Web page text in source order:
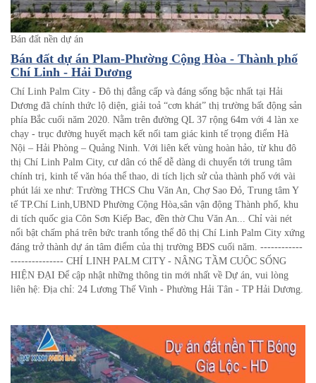
Bán đất nền dự án
Bán đất dự án Plam-Phường Cộng Hòa - Thành phố
Chí Linh - Hải Dương
Chí Linh Palm City - Đô thị đẳng cấp và đáng sống bậc nhất tại Hải
Dương đã chính thức lộ diện, giải toả “cơn khát” thị trường bất động sản
phía Bắc cuối năm 2020. Nằm trên đường QL 37 rộng 64m với 4 làn xe
chạy - trục đường huyết mạch kết nối tam giác kinh tế trọng điểm Hà
Nội – Hải Phòng – Quảng Ninh. Với liên kết vùng hoàn hảo, từ khu đô
thị Chí Linh Palm City, cư dân có thể dễ dàng di chuyển tới trung tâm
chính trị, kinh tế văn hóa thể thao, di tích lịch sử của thành phố với vài
phút lái xe như: Trường THCS Chu Văn An, Chợ Sao Đỏ, Trung tâm Y
tế TP.Chí Linh,UBND Phường Cộng Hòa,sân vận động Thành phố, khu
di tích quốc gia Côn Sơn Kiếp Bac, đền thờ Chu Văn An... Chỉ vài nét
nổi bật chấm phá trên bức tranh tổng thể đô thị Chí Linh Palm City xứng
đáng trở thành dự án tâm điểm của thị trường BĐS cuối năm. ------------
--------------- CHÍ LINH PALM CITY - NÂNG TẦM CUỘC SỐNG
HIỆN ĐẠI Để cập nhật những thông tin mới nhất về Dự án, vui lòng
liên hệ: Địa chỉ: 24 Lương Thế Vinh - Phường Hải Tân - TP Hải Dương.